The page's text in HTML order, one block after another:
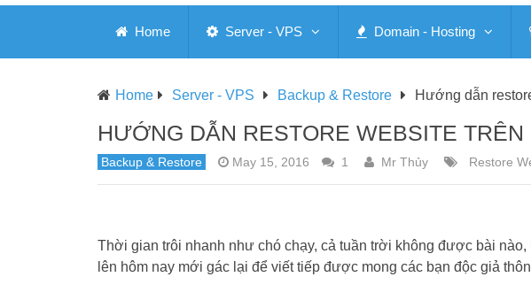
Home Server - VPS Domain - Hosting
Home Server - VPS Backup & Restore Hướng dẫn
HƯỚNG DẪN RESTORE WEBSITE
Backup & Restore May 15, 2016 1 Mr Thủy Restore
Thời gian trôi nhanh như chó chạy, cả tuần trời không được bài
lên hôm nay mới gác lại để viết tiếp được mong các bạn độc giả